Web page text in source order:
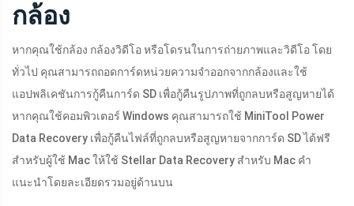
กล้อง
หากคุณใช้กล้อง กล้องวิดีโอ หรือโดรนในการถ่ายภาพและวิดีโอ โดย
ทั่วไป คุณสามารถถอดการ์ดหน่วยความจำออกจากกล้องและใช้
แอปพลิเคชันการกู้คืนการ์ด SD เพื่อกู้คืนรูปภาพที่ถูกลบหรือสูญหายได้
หากคุณใช้คอมพิวเตอร์ Windows คุณสามารถใช้ MiniTool Power
Data Recovery เพื่อกู้คืนไฟล์ที่ถูกลบหรือสูญหายจากการ์ด SD ได้ฟรี
สำหรับผู้ใช้ Mac ให้ใช้ Stellar Data Recovery สำหรับ Mac คำ
แนะนำโดยละเอียดรวมอยู่ด้านบน